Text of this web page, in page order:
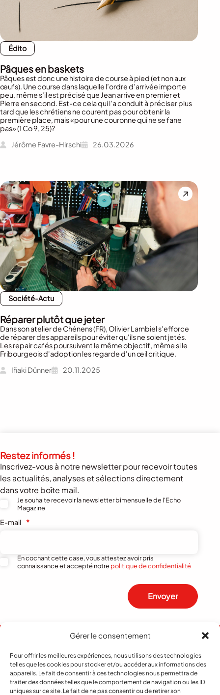
Gérer le consentement
Pour offrir les meilleures expériences, nous utilisons des technologies
telles que les cookies pour stocker et/ou accéder aux informations des
appareils. Le fait de consentir à ces technologies nous permettra de
traiter des données telles que le comportement de navigation ou les ID
uniques sur ce site. Le fait de ne pas consentir ou de retirer son
Édito
Pâques en baskets
Pâques est donc une histoire de course à pied (et non aux
œufs). Une course dans laquelle l’ordre d’arrivée importe
peu, même s’il est précisé que Jean arrive en premier et
Pierre en second. Est-ce cela qui l’a conduit à préciser plus
tard que les chrétiens ne courent pas pour obtenir la
première place, mais «pour une couronne qui ne se fane
pas» (1 Co 9, 25)?
Jérôme Favre-Hirschi
26.03.2026
Société-Actu
Réparer plutôt que jeter
Dans son atelier de Chénens (FR), Olivier Lambiel s'efforce
de réparer des appareils pour éviter qu'ils ne soient jetés.
Les repair cafés poursuivent le même objectif, même si le
Fribourgeois d'adoption les regarde d'un œil critique.
Iñaki Dünner
20.11.2025
Restez informés !
Inscrivez-vous à notre newsletter pour recevoir toutes
les actualités, analyses et sélections directement
dans votre boîte mail.
Je souhaite recevoir la newsletter bimensuelle de l'Echo
Magazine
E-mail *
En cochant cette case, vous attestez avoir pris
connaissance et accepté notrepolitique de confidentialité
Envoyer